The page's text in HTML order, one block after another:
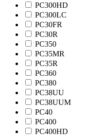
PC300HD
PC300LC
PC30FR
PC30R
PC350
PC35MR
PC35R
PC360
PC380
PC38UU
PC38UUM
PC40
PC400
PC400HD